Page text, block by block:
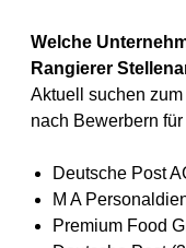
Welche
Rangierer
Aktuell suchen
nach Bewerbern
Deutsche Post
M A
Premium Food